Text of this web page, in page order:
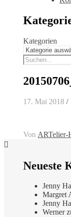
Kategorien
17. Mai 2018 /
Von ARTelier-
Neueste
Jenny
Margret
Jenny
Werner